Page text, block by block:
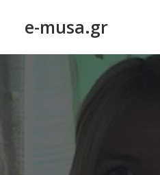
e-musa.gr
ΤΕΧΝΗ~ΛΟΓΙΟΝ – ART~ORAMA